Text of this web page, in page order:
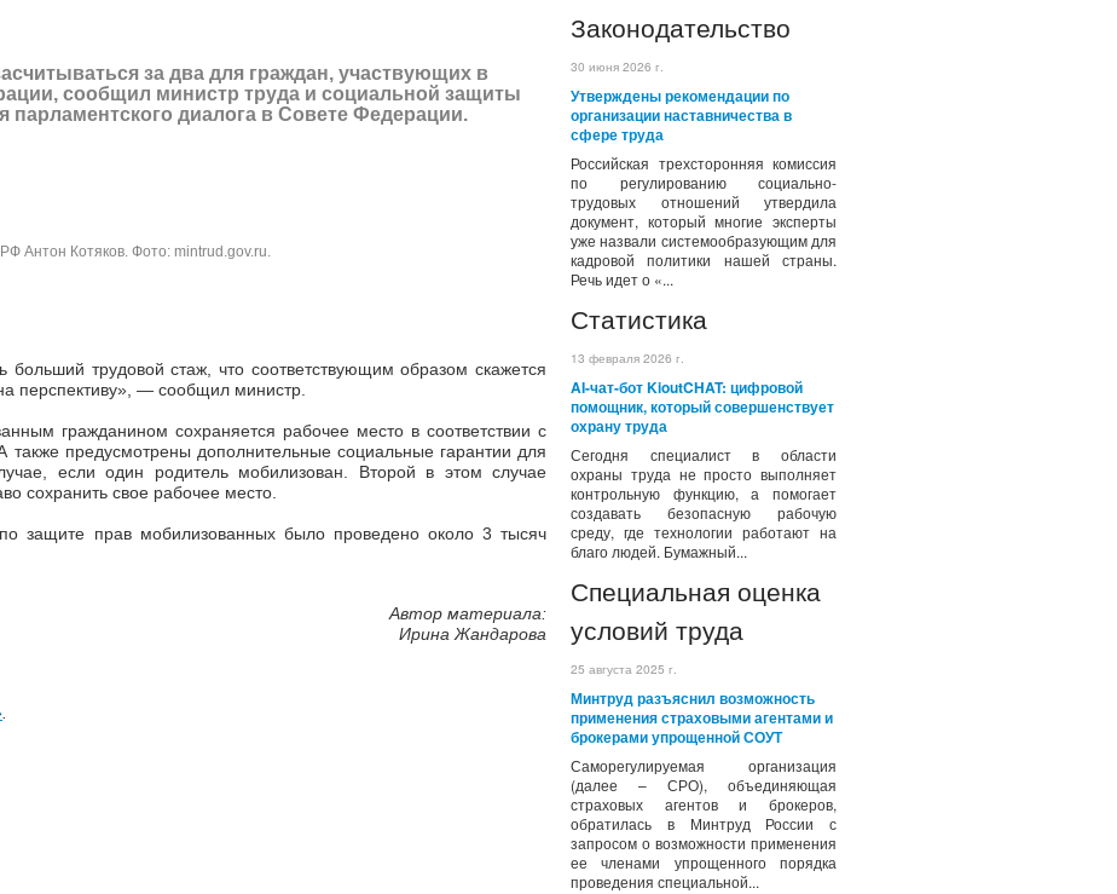
Законодательство
30 июня 2026 г.
Утверждены рекомендации по
организации наставничества в
сфере труда
Российская трехсторонняя комиссия
по регулированию социально-
трудовых отношений утвердила
документ, который многие эксперты
уже назвали системообразующим для
кадровой политики нашей страны.
Речь идет о «...
Статистика
13 февраля 2026 г.
AI-чат-бот KioutCHAT: цифровой
помощник, который совершенствует
охрану труда
Сегодня специалист в области
охраны труда не просто выполняет
контрольную функцию, а помогает
создавать безопасную рабочую
среду, где технологии работают на
благо людей. Бумажный...
Специальная оценка
условий труда
25 августа 2025 г.
Минтруд разъяснил возможность
применения страховыми агентами и
брокерами упрощенной СОУТ
Саморегулируемая организация
(далее – СРО), объединяющая
страховых агентов и брокеров,
обратилась в Минтруд России с
запросом о возможности применения
ее членами упрощенного порядка
проведения специальной...
за два для граждан, участвующих в
сообщил министр труда и социальной защиты
парламентского диалога в Совете Федерации.
Антон Котяков. Фото: mintrud.gov.ru.
трудовой стаж, что соответствующим образом скажется
перспективу», — сообщил министр.
гражданином сохраняется рабочее место в соответствии с
также предусмотрены дополнительные социальные гарантии для
если один родитель мобилизован. Второй в этом случае
сохранить свое рабочее место.
защите прав мобилизованных было проведено около 3 тысяч
Автор материала:
Ирина Жандарова
.